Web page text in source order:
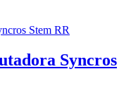
Syncros